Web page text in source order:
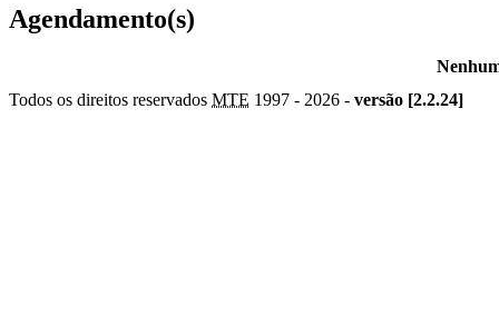
Agendamento(s)
Todos os direitos reservados MTE 1997 - 2026 - versão [2.2.24]